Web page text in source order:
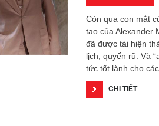
Còn qua con mắt
tạo của Alexander
đã được tái hiện
lịch, quyến rũ. Và
tức tốt lành cho
CHI TIẾT